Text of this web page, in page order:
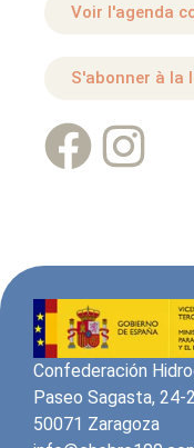
Voir l'agenda
S'abonner à
Confederación
Paseo Sagasta, 24-
50071 Zaragoza